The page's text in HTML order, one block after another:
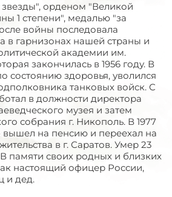
орденом "Великой
1 степени", медалью "за
войны последовала
в гарнизонах нашей страны и
академии им.
закончилась в 1956 году. В
состоянию здоровья, уволился
танковых войск. С
в должности директора
музея и затем
собрания г. Никополь. В 1977
вышел на пенсию и переехал на
в г. Саратов. Умер 23
В памяти своих родных и близких
настоящий офицер России,
и дед.